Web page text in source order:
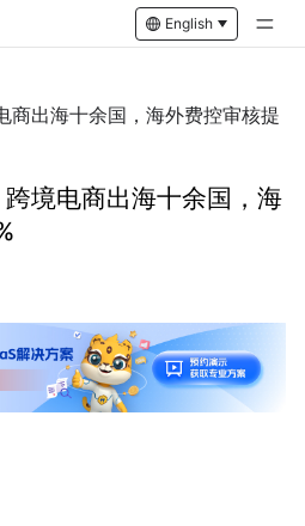
English
商出海十余国，海外费控审核提
境电商出海十余国，海